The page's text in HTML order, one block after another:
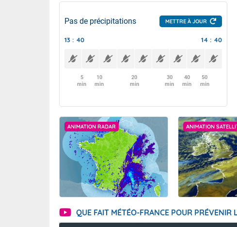
Pas de précipitations METTRE À JOUR
13 : 40 14 : 40
5
min
10
min
20
min
30
min
40
min
50
min
ANIMATION RADAR ANIMATION
QUE FAIT MÉTÉO-FRANCE POUR PRÉVENIR